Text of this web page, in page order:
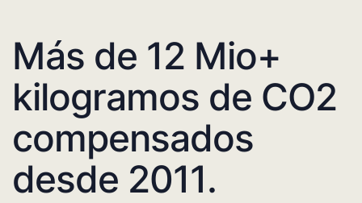
Más de 12 Mio+
kilogramos de CO2
compensados
desde 2011.